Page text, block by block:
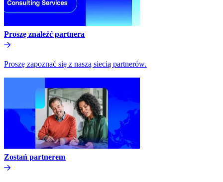
Proszę znaleźć partnera​​
Proszę zapoznać się z naszą siecią partnerów.​​
Zostań partnerem​​